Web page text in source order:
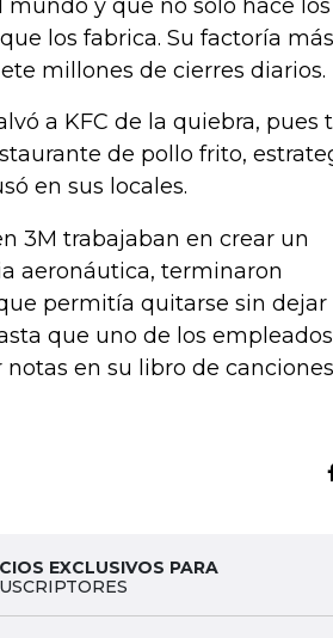
y que no solo hace los
los fabrica. Su factoría más
millones de cierres diarios.
a KFC de la quiebra, pues
de pollo frito,
en sus locales.
3M trabajaban en crear un
aeronáutica, terminaron
permitía quitarse sin dejar
que uno de los empleados
en su libro de
EXCLUSIVOS PARA